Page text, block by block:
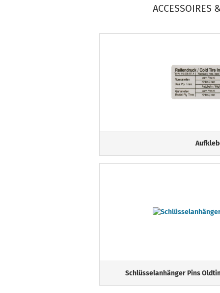
ACCESSOIRES
Schlüsselanhänger Pins